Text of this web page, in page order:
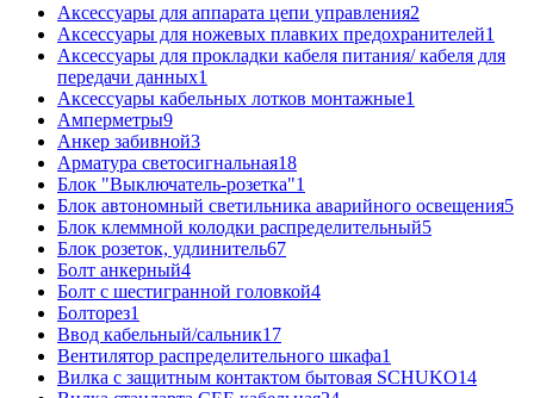
Аксессуары для аппарата цепи управления2
Аксессуары для ножевых плавких предохранителей1
Аксессуары для прокладки кабеля питания/ кабеля для
передачи данных1
Аксессуары кабельных лотков монтажные1
Амперметры9
Анкер забивной3
Арматура светосигнальная18
Блок "Выключатель-розетка"1
Блок автономный светильника аварийного освещения5
Блок клеммной колодки распределительный5
Блок розеток, удлинитель67
Болт анкерный4
Болт с шестигранной головкой4
Болторез1
Ввод кабельный/сальник17
Вентилятор распределительного шкафа1
Вилка с защитным контактом бытовая SCHUKO14